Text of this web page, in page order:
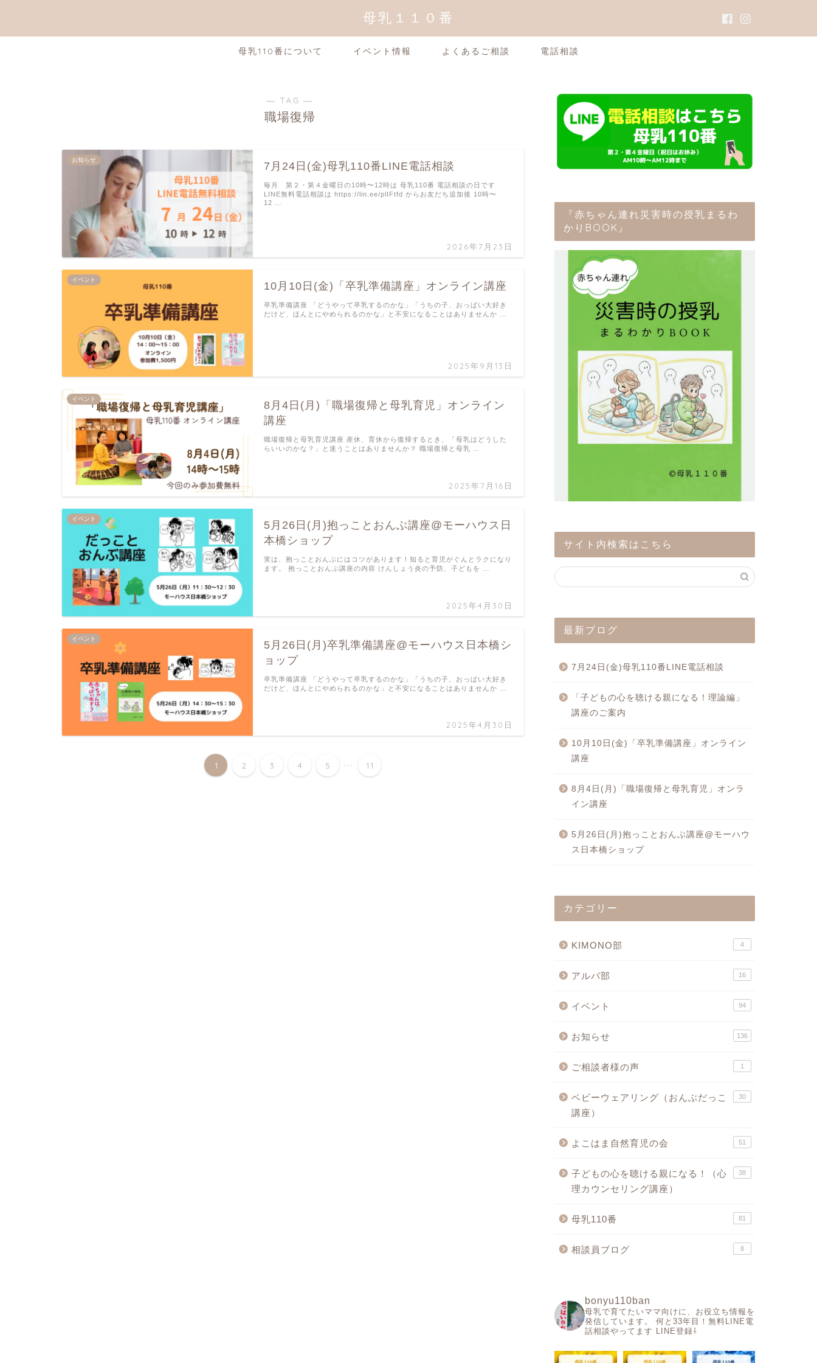
母乳１１０番
母乳110番について イベント情報 よくあるご相談 電話相談
― TAG ―
職場復帰
お知らせ
7月24日(金)母乳110番LINE電話相談
2026年7月23日
毎月 第２・第４金曜日の10時〜12時は 母乳110番 電話相談の日です
LINE無料電話相談は https://lin.ee/plIFtfd からお友だち追加後 10時〜
12 …
イベント
10月10日(金)「卒乳準備講座」オンライン講座
2025年9月13日
卒乳準備講座 「どうやって卒乳するのかな」「うちの子、おっぱい大好き
だけど、ほんとにやめられるのかな」と不安になることはありませんか …
イベント
8月4日(月)「職場復帰と母乳育児」オンライン
講座
2025年7月16日
職場復帰と母乳育児講座 産休、育休から復帰するとき、「母乳はどうした
らいいのかな？」と迷うことはありませんか？ 職場復帰と母乳 …
イベント
5月26日(月)抱っことおんぶ講座@モーハウス日
本橋ショップ
2025年4月30日
実は、抱っことおんぶにはコツがあります！知ると育児がぐんとラクになり
ます。 抱っことおんぶ講座の内容 けんしょう炎の予防、子どもを …
イベント
5月26日(月)卒乳準備講座@モーハウス日本橋シ
ョップ
2025年4月30日
卒乳準備講座 「どうやって卒乳するのかな」「うちの子、おっぱい大好き
だけど、ほんとにやめられるのかな」と不安になることはありませんか …
1 2 3 4 5 ... 11
『赤ちゃん連れ災害時の授乳まるわ
かりBOOK』
サイト内検索はこちら
最新ブログ
7月24日(金)母乳110番LINE電話相談
「子どもの心を聴ける親になる！理論編」
講座のご案内
10月10日(金)「卒乳準備講座」オンライン
講座
8月4日(月)「職場復帰と母乳育児」オンラ
イン講座
5月26日(月)抱っことおんぶ講座@モーハウ
ス日本橋ショップ
カテゴリー
KIMONO部 4
アルバ部 16
イベント 94
お知らせ 136
ご相談者様の声 1
ベビーウェアリング（おんぶだっこ
講座）
30
よこはま自然育児の会 51
子どもの心を聴ける親になる！（心
理カウンセリング講座）
38
母乳110番 81
相談員ブログ 8
bonyu110ban
母乳で育てたいママ向けに、お役立ち情報を
発信しています。
何と33年目！無料LINE電
話相談やってます LINE登録⇩